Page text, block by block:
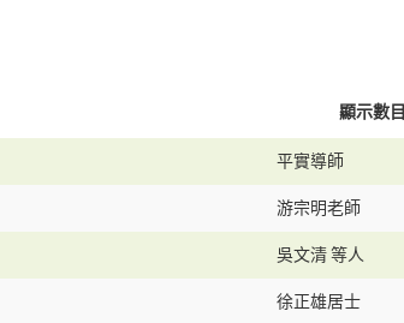
顯示數目
平實導師
游宗明老師
吳文清 等人
徐正雄居士